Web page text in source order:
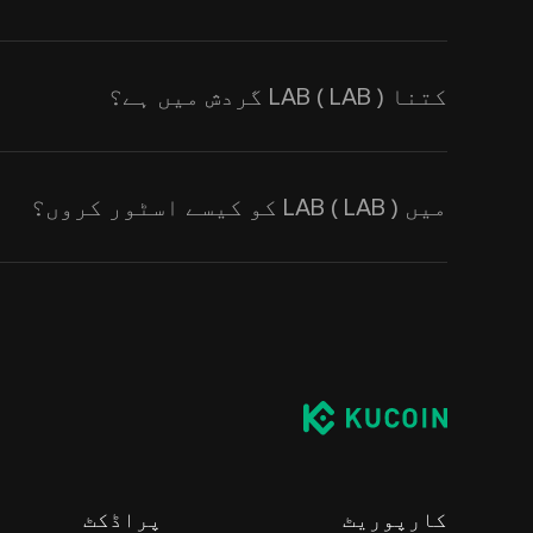
کتنا LAB ( LAB ) گردش میں ہے؟
میں LAB ( LAB ) کو کیسے اسٹور کروں؟
کارپوریٹ پراڈکٹ